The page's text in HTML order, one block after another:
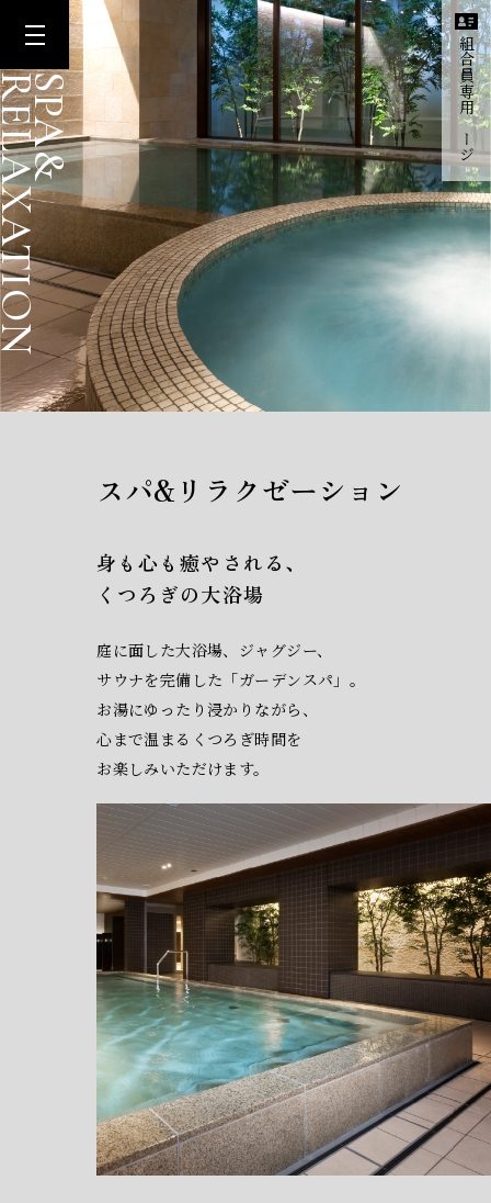
組合員専用ページ
SPA&
スパ&リラクゼーション
身も心も癒やされる、
くつろぎの大浴場
庭に面した大浴場、ジャグジー、
サウナを完備した「ガーデンスパ」。
お湯にゆったり浸かりながら、
心まで温まるくつろぎ時間を
お楽しみいただけます。